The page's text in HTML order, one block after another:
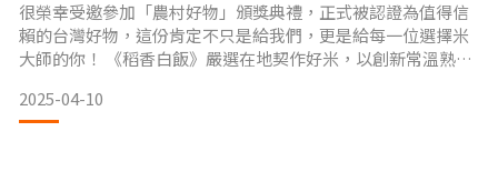
很榮幸受邀參加「農村好物」頒獎典禮，正式被認證為值得信
賴的台灣好物，這份肯定不只是給我們，更是給每一位選擇米
大師的你！ 《稻香白飯》嚴選在地契作好米，以創新常溫熟食
的香氣與Q彈口感，讓每一口都吃得到台灣土地的純粹與用
心。不僅滿足現代生活對便利與品質的雙重需求，更展現品牌
2025-04-10